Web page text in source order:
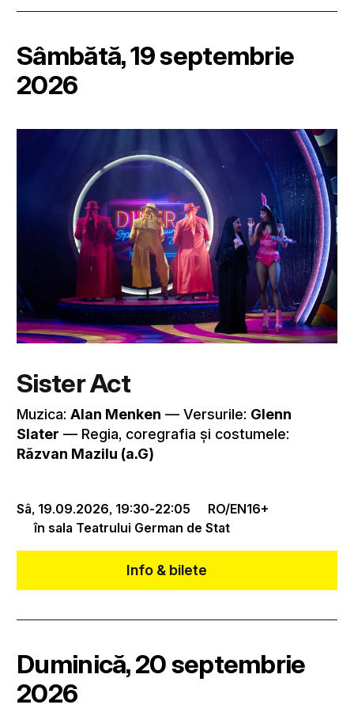
Sâmbătă, 19 septembrie
2026
Sâ, 19.09.2026, 19:30-22:05 RO/EN16+
în sala Teatrului German de Stat
Sister Act
Muzica:Alan Menken –– Versurile: Glenn
Slater –– Regia, coregrafia și costumele:
Răzvan Mazilu (a.G)
Info & bilete
Duminică, 20 septembrie
2026